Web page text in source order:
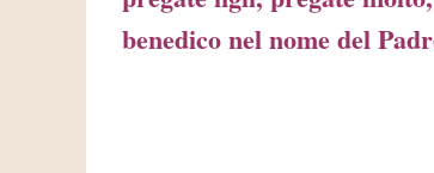
benedico nel nome del